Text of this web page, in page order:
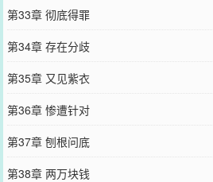
第33章 彻底得罪
第34章 存在分歧
第35章 又见紫衣
第36章 惨遭针对
第37章 刨根问底
第38章 两万块钱